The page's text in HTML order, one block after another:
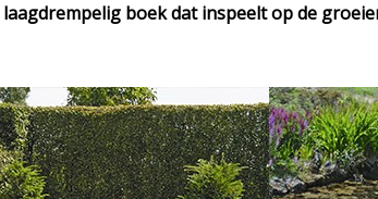
boek dat inspeelt op de